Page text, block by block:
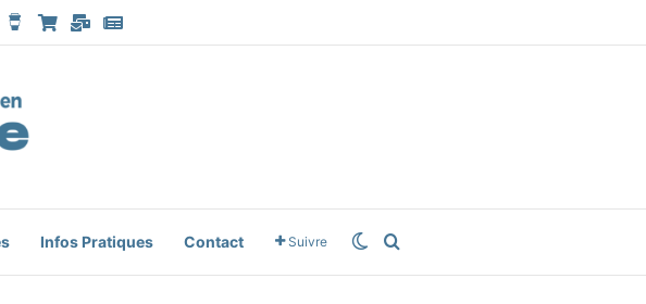
Buy Me a Coffee
Boutique
MailGoogle News
Infos Pratiques Contact Suivre Switch skin